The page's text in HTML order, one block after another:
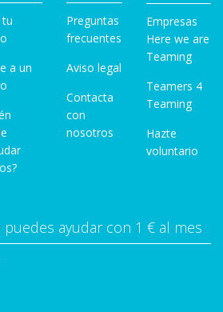
tu
a un
Preguntas
frecuentes
Aviso legal
Contacta
con
nosotros
Empresas
Here we are
Teaming
Teamers 4
Teaming
Hazte
voluntario
ayudar con 1 € al mes